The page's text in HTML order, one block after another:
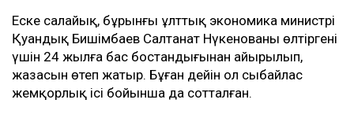
Еске салайық, бұрынғы ұлттық экономика министрі
Қуандық Бишімбаев Салтанат Нүкенованы өлтіргені
үшін 24 жылға бас бостандығынан айырылып,
жазасын өтеп жатыр. Бұған дейін ол сыбайлас
жемқорлық ісі бойынша да сотталған.